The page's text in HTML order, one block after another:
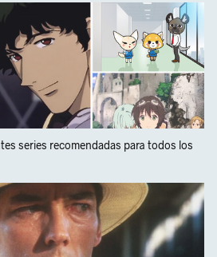
series recomendadas para todos los